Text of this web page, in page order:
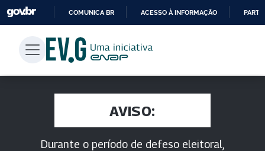
PARA
CONTEÚDO
COMUNICA BR ACESSO À INFORMAÇÃO
AVISO:
Durante o período de defeso eleitoral,